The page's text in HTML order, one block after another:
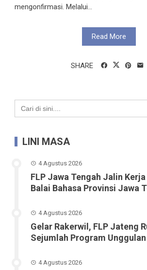
mengonfirmasi. Melalui...
Read More
SHARE
Search
for:
LINI MASA
4 Agustus 2026
FLP Jawa Tengah Jalin
Balai Bahasa Provinsi Jawa
4 Agustus 2026
Gelar Rakerwil, FLP Jateng
Sejumlah Program Unggulan
4 Agustus 2026